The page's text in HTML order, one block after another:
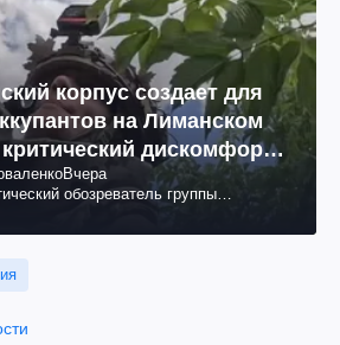
корпус создает для
на Лиманском
дискомфорт:
Вчера
обозреватель группы